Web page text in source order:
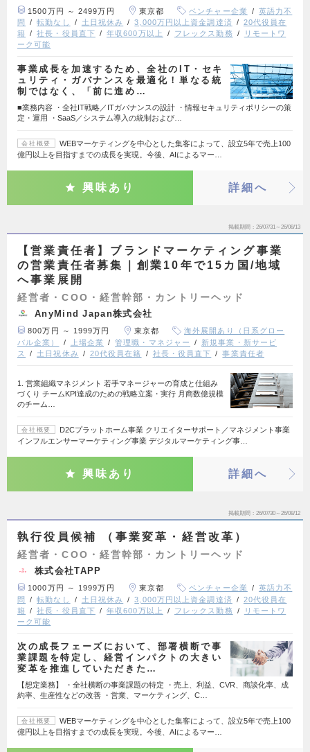
1500万円 ～ 2499万円 東京都 ベンチャー企業
英語力不
問
転勤なし 土日祝休み 3,000万円以上資金調達済
20代役員在
籍
社長・役員直下 年収600万以上 フレックス勤務
リモートワ
ーク可能
事業成長を加速するため、全社のIT・セキ
ュリティ・ガバナンスを最適化！単なる統
制ではなく、「前に進め…
■業務内容 ・全社IT戦略／ITガバナンスの設計 ・情報セキュリティポリシーの策
定・運用 ・SaaS／システム導入の統制および…
会社概要
WEBマーケティングを中心とした集客によって、設立5年で売上100
億円以上を目指すまでの成長を実現。今後、AIによるマー…
興味あり 詳細へ
掲載期間 26/07/31～26/08/13
【営業責任者】ブランドマーケティング事業
の営業責任者募集｜創業10年で15カ国/地域
へ事業展開
経営者・COO・経営幹部・カントリーヘッド
AnyMind Japan株式会社
800万円 ～ 1999万円 東京都
海外展開あり（日系グロー
バル企業）
上場企業 管理職・マネジャー
新規事業・新サービ
ス
土日祝休み 20代役員在籍 社長・役員直下 事業責任者
1. 営業組織マネジメント 若手マネージャーの育成と仕組み
づくり チームKPI達成のための戦略立案・実行 月商数億規模
のチーム…
会社概要
D2Cプラットホーム事業 クリエイターサポート／マネジメント事業
インフルエンサーマーケティング事業 デジタルマーケティング事…
興味あり 詳細へ
掲載期間 26/07/30～26/08/12
執行役員候補 （事業変革・経営改革）
経営者・COO・経営幹部・カントリーヘッド
株式会社TAPP
1000万円 ～ 1999万円 東京都 ベンチャー企業
英語力不
問
転勤なし 土日祝休み 3,000万円以上資金調達済
20代役員在
籍
社長・役員直下 年収600万以上 フレックス勤務
リモートワ
ーク可能
次の成長フェーズにおいて、部署横断で事
業課題を特定し、経営インパクトの大きい
変革を推進していただきた…
【想定業務】 ・全社横断の事業課題の特定 ・売上、利益、CVR、商談化率、成
約率、生産性などの改善 ・営業、マーケティング、C…
会社概要
WEBマーケティングを中心とした集客によって、設立5年で売上100
億円以上を目指すまでの成長を実現。今後、AIによるマー…